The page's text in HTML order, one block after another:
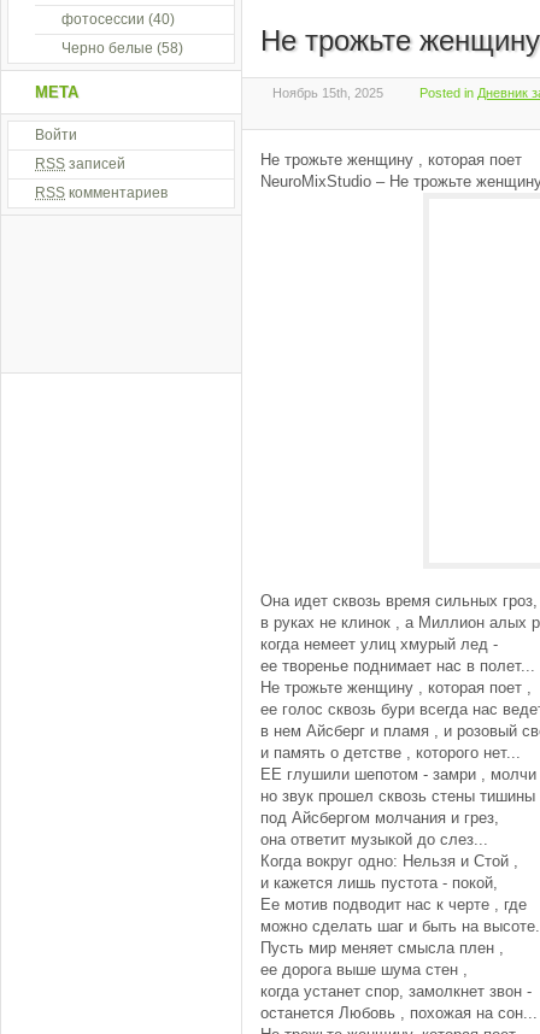
Не трожьте
Ноябрь 15th, 2025 Posted in Дневник
Не трожьте женщину , которая поет
NeuroMixStudio – Не трожьте
Она идет сквозь время сильных гроз,
в руках не клинок , а Миллион алых
когда немеет улиц хмурый лед -
ее творенье поднимает нас в полет...
Не трожьте женщину , которая поет ,
ее голос сквозь бури всегда нас
в нем Айсберг и пламя , и розовый
и память о детстве , которого нет...
ЕЕ глушили шепотом - замри , молчи
но звук прошел сквозь стены тишины
под Айсбергом молчания и грез,
она ответит музыкой до слез...
Когда вокруг одно: Нельзя и Стой ,
и кажется лишь пустота - покой,
Ее мотив подводит нас к черте , где
можно сделать шаг и быть на
Пусть мир меняет смысла плен ,
ее дорога выше шума стен ,
когда устанет спор, замолкнет звон -
останется Любовь , похожая на сон...
фотосессии (40)
Черно белые (58)
МЕТА
Войти
RSS записей
RSS комментариев